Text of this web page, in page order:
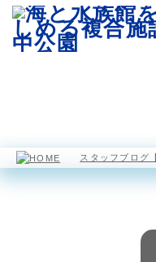
スタッフブログ